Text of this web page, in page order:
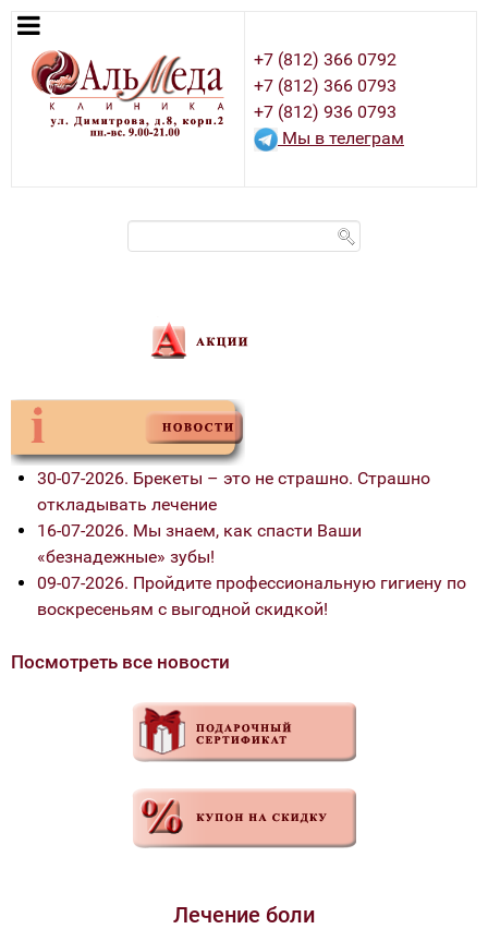
+7 (812) 366 0792
+7 (812) 366 0793
+7 (812) 936 0793
Мы в телеграм
30-07-2026. Брекеты – это не страшно. Страшно
откладывать лечение
16-07-2026. Мы знаем, как спасти Ваши
«безнадежные» зубы!
09-07-2026. Пройдите профессиональную гигиену по
воскресеньям с выгодной скидкой!
Посмотреть все новости
Лечение боли